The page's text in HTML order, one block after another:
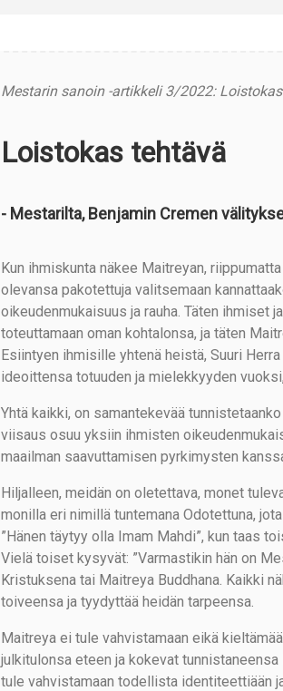
Mestarin sanoin -artikkeli 3/2022:
Loistokas tehtävä
- Mestarilta, Benjamin Cremen
Kun ihmiskunta näkee Maitreyan,
olevansa pakotettuja valitsemaan
oikeudenmukaisuus ja rauha. Täten ihmiset
toteuttamaan oman kohtalonsa, ja täten
Esiintyen ihmisille yhtenä heistä, Suuri
ideoittensa totuuden ja mielekkyyden
Yhtä kaikki, on samantekevää
viisaus osuu yksiin ihmisten
maailman saavuttamisen pyrkimysten
Hiljalleen, meidän on oletettava, monet
monilla eri nimillä tuntemana Odotettuna,
”Hänen täytyy olla Imam Mahdi”, kun taas
Vielä toiset kysyvät: ”Varmastikin hän on
Kristuksena tai Maitreya Buddhana. Kaikki
toiveensa ja tyydyttää heidän tarpeensa.
Maitreya ei tule vahvistamaan eikä
julkitulonsa eteen ja kokevat
tule vahvistamaan todellista identiteettiään